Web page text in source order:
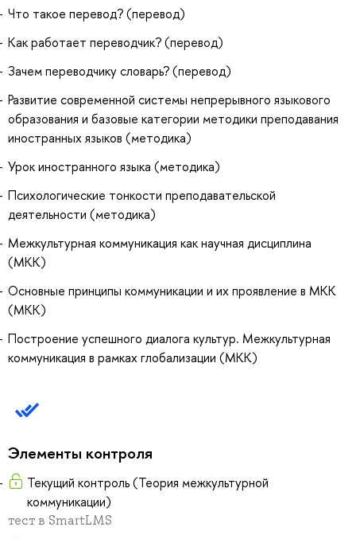
Что такое перевод? (перевод)
Как работает переводчик? (перевод)
Зачем переводчику словарь? (перевод)
Развитие современной системы непрерывного языкового
образования и базовые категории методики преподавания
иностранных языков (методика)
Урок иностранного языка (методика)
Психологические тонкости преподавательской
деятельности (методика)
Межкультурная коммуникация как научная дисциплина
(МКК)
Основные принципы коммуникации и их проявление в МКК
(МКК)
Построение успешного диалога культур. Межкультурная
коммуникация в рамках глобализации (МКК)
Элементы контроля
Текущий контроль (Теория межкультурной
коммуникации)
тест в SmartLMS